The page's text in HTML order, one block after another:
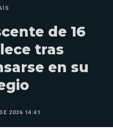
de 16
tras
en su
2026 14:41